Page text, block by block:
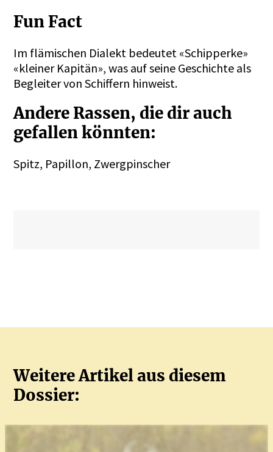
Fun Fact
Im flämischen Dialekt bedeutet «Schipperke»
«kleiner Kapitän», was auf seine Geschichte als
Begleiter von Schiffern hinweist.
Andere Rassen, die dir auch
gefallen könnten:
Spitz, Papillon, Zwergpinscher
Weitere Artikel aus diesem
Dossier: